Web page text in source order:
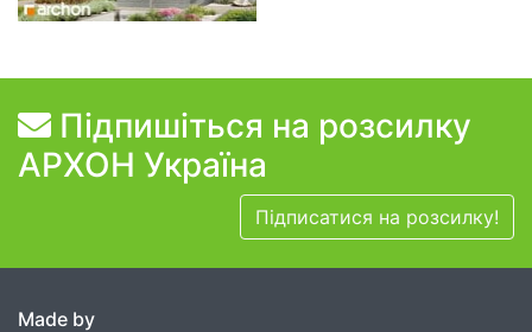
Підпишіться на розсилку
АРХОН Україна
Підписатися на розсилку!
Made by